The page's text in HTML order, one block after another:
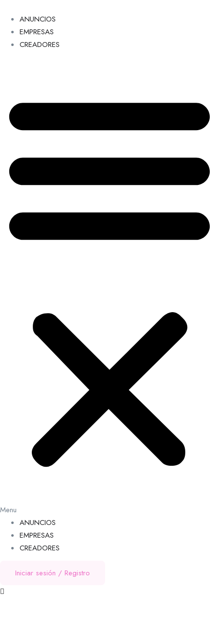
ANUNCIOS
EMPRESAS
CREADORES
Menu
ANUNCIOS
EMPRESAS
CREADORES
Iniciar sesión / Registro